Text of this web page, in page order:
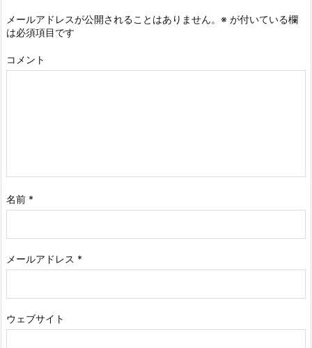
メールアドレスが公開されることはありません。 ※ が付いている欄
は必須項目です
コメント
名前 *
メールアドレス *
ウェブサイト